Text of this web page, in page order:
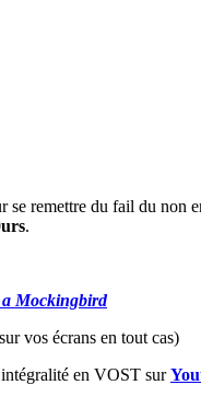
remettre du fail du
.
Mockingbird
vos écrans en tout cas)
en VOST sur